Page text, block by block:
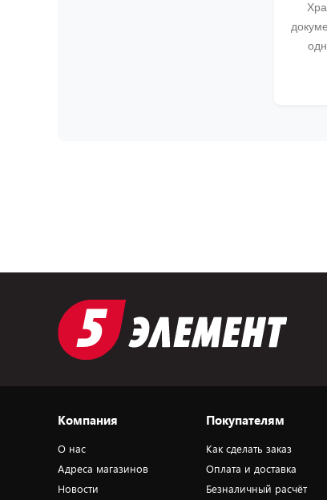
Компания
О нас
Адреса магазинов
Новости
Покупателям
Как сделать заказ
Оплата и доставка
Безналичный расчёт